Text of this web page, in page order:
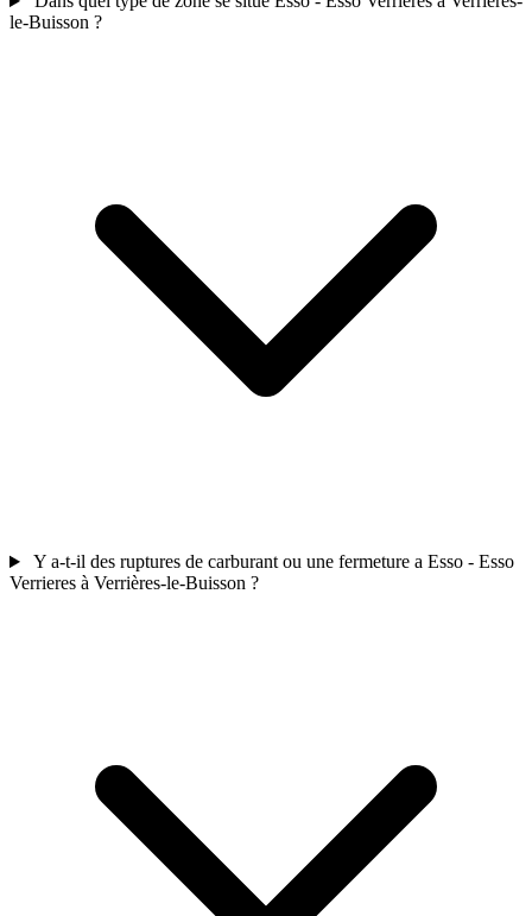
le-Buisson ?
Y a-t-il des ruptures de carburant ou une fermeture a Esso - Esso
Verrieres à Verrières-le-Buisson ?